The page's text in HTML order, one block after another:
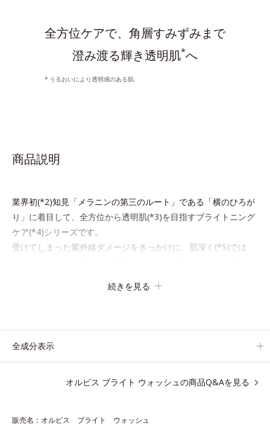
全方位ケアで、角層すみずみまで
澄み渡る輝き透明肌*へ
うるおいにより透明感のある肌
商品説明
業界初(*2)知見「メラニンの第三のルート」である「横のひろが
り」に着目して、全方位から透明肌(*3)を目指すブライトニング
ケア(*4)シリーズです。
受けてしまった紫外線ダメージをきっかけに、肌深く(*5)では
を引き起こしていることがわかりました。
たオルビス独自成分の「ブライトVCコンプレックス(*8)」が、透
めらかさやみずみずしさをサポートするために、肌荒れ防止有効
を生かして澄み渡る、輝き透明肌を叶えます。
続きを見る
全成分表示
オルビス ブライト ウォッシュの商品Q&Aを見る
販売名：オルビス ブライト ウォッシュ